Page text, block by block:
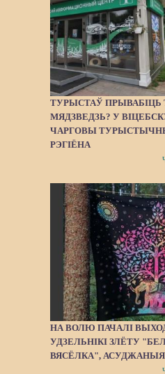
ТУРЫСТАЎ ПРЫВАБІЦЬ
МЯДЗВЕДЗЬ? У
ЧАРГОВЫ
РЭГІЁНА
НА ВОЛЮ ПАЧАЛІ
УДЗЕЛЬНІКІ ЗЛЁТУ
ВЯСЁЛКА", АСУДЖАНЫЯ